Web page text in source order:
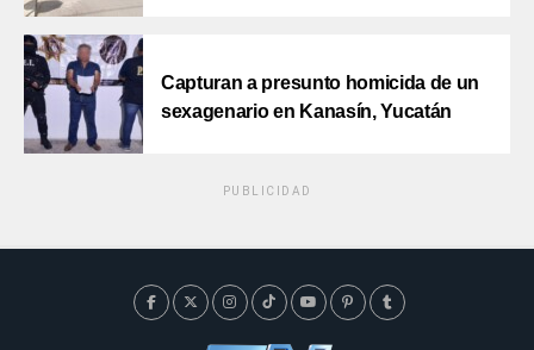
Capturan a presunto homicida de un
sexagenario en Kanasín, Yucatán
PUBLICIDAD